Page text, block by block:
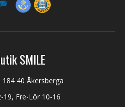
SMILE
184 40 Åkersberga
19, Fre-Lör 10-16